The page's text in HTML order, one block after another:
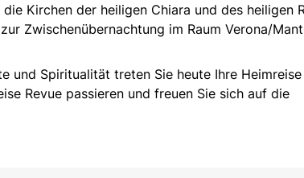
Kirchen der heiligen Chiara und des heiligen
Zwischenübernachtung im Raum Verona/
und Spiritualität treten Sie heute Ihre Heimreise
Revue passieren und freuen Sie sich auf die